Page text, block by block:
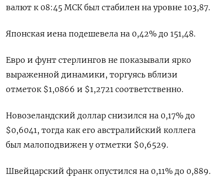
валют к 08:45 МСК был стабилен на уровне 103,87​.
Японская иена подешевела на 0,42%​ до 151,48.
Евро и фунт стерлингов не показывали ярко
выраженной динамики, торгуясь вблизи
отметок $1,0866​ и $1,2721 соответственно.
Новозеландский доллар снизился на 0,17% до
$0,6041​, тогда как его австралийский коллега
был малоподвижен у отметки $0,6529​.
Швейцарский франк опустился на 0,11% до 0,889​.